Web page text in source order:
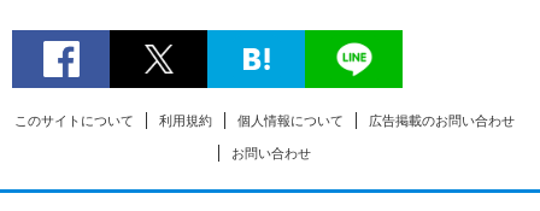
このサイトについて 利用規約 個人情報について 広告掲載のお問い合わせ
お問い合わせ